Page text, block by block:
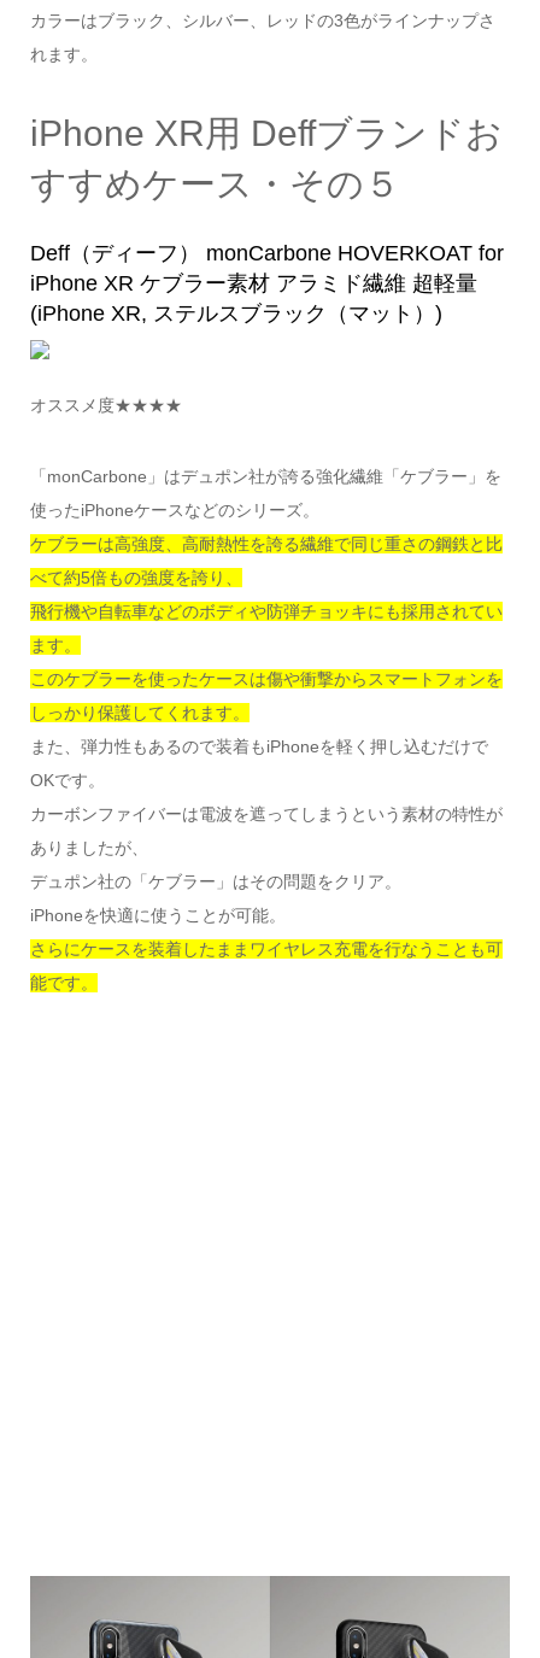
カラーはブラック、シルバー、レッドの3色がラインナップさ
れます。
iPhone XR用 Deffブランドお
すすめケース・その５
Deff（ディーフ） monCarbone HOVERKOAT for
iPhone XR ケブラー素材 アラミド繊維 超軽量
(iPhone XR, ステルスブラック（マット）)
オススメ度★★★★
「monCarbone」はデュポン社が誇る強化繊維「ケブラー」を
使ったiPhoneケースなどのシリーズ。
ケブラーは高強度、高耐熱性を誇る繊維で同じ重さの鋼鉄と比
べて約5倍もの強度を誇り、
飛行機や自転車などのボディや防弾チョッキにも採用されてい
ます。
このケブラーを使ったケースは傷や衝撃からスマートフォンを
しっかり保護してくれます。
また、弾力性もあるので装着もiPhoneを軽く押し込むだけで
OKです。
カーボンファイバーは電波を遮ってしまうという素材の特性が
ありましたが、
デュポン社の「ケブラー」はその問題をクリア。
iPhoneを快適に使うことが可能。
さらにケースを装着したままワイヤレス充電を行なうことも可
能です。